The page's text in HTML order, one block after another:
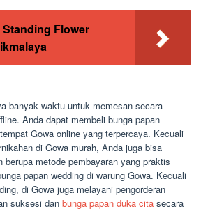
Standing Flower
banyak waktu untuk memesan secara
Anda dapat membeli bunga papan
Gowa online yang terpercaya. Kecuali
di Gowa murah, Anda juga bisa
berupa metode pembayaran yang praktis
papan wedding di warung Gowa. Kecuali
di Gowa juga melayani pengorderan
suksesi dan bunga papan duka cita secara